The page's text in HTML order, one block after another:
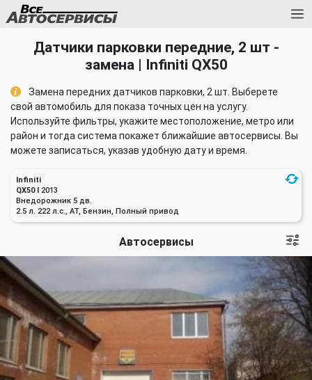
Датчики парковки передние, 2 шт -
замена | Infiniti QX50
Замена передних датчиков парковки, 2 шт. Выберете
свой автомобиль для показа точных цен на услугу.
Используйте фильтры, укажите местоположение, метро или
район и тогда система покажет ближайшие автосервисы. Вы
можете записаться, указав удобную дату и время.
Infiniti
QX50 I 2013
Внедорожник 5 дв.
2.5 л. 222 л.с., AT, Бензин, Полный привод
Автосервисы